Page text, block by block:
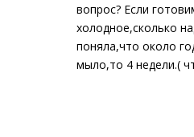
вопрос? Если
холодное,сколько
поняла,что около
мыло,то 4 недели.(